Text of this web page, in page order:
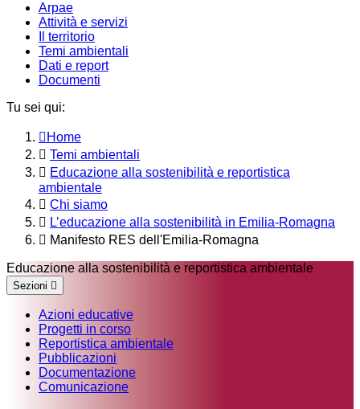
Arpae
Attività e servizi
Il territorio
Temi ambientali
Dati e report
Documenti
Tu sei qui:
Home
Temi ambientali
Educazione alla sostenibilità e reportistica
ambientale
Chi siamo
L’educazione alla sostenibilità in Emilia-Romagna
Manifesto RES dell'Emilia-Romagna
Educazione alla sostenibilità e reportistica ambientale
Sezioni
Azioni educative
Progetti in corso
Reportistica ambientale
Pubblicazioni
Documentazione
Comunicazione